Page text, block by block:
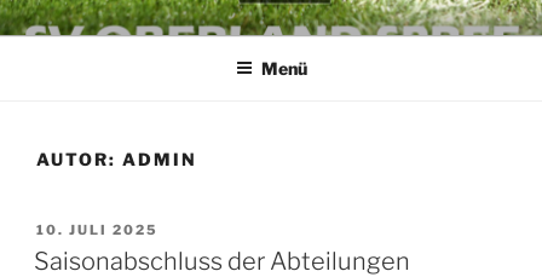
Zum
InhaltSV OBERLAND SPREE E.V.
die Kraft an der Spree
Menü
AUTOR: ADMIN
VERÖFFENTLICHT
AM
10. JULI 2025
Saisonabschluss der Abteilungen